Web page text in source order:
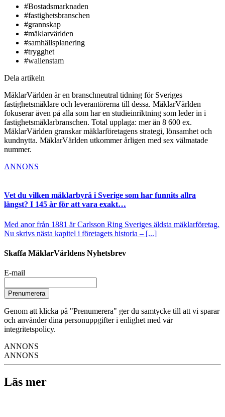
#Bostadsmarknaden
#fastighetsbranschen
#grannskap
#mäklarvärlden
#samhällsplanering
#trygghet
#wallenstam
Dela artikeln
MäklarVärlden är en branschneutral tidning för Sveriges
fastighetsmäklare och leverantörerna till dessa. MäklarVärlden
fokuserar även på alla som har en studieinriktning som leder in i
fastighetsmäklarbranschen. Total upplaga: mer än 8 600 ex.
MäklarVärlden granskar mäklarföretagens strategi, lönsamhet och
kundnytta. MäklarVärlden utkommer årligen med sex välmatade
nummer.
ANNONS
Vet du vilken mäklarbyrå i Sverige som har funnits allra
längst? I 145 år för att vara exakt…
Med anor från 1881 är Carlsson Ring Sveriges äldsta mäklarföretag.
Nu skrivs nästa kapitel i företagets historia – [...]
Skaffa MäklarVärldens Nyhetsbrev
E-mail
Prenumerera
Genom att klicka på "Prenumerera" ger du samtycke till att vi sparar
och använder dina personuppgifter i enlighet med vår
integritetspolicy.
ANNONS
ANNONS
Läs mer